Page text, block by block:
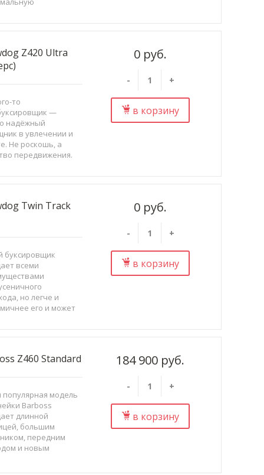
0 руб.
- +
в корзину
Z420 Ultra
то
—
надёжный
в увлечении и
Не роскошь, а
передвижения.
0 руб.
- +
в корзину
Twin Track
буксировщик
всеми
но легче и
его и может
...
184 900 руб.
- +
в корзину
Z460 Standard
популярная модель
Barboss
длинной
большим
передним
и новым